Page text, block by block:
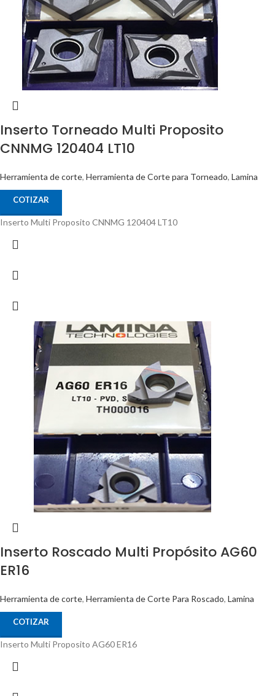
Inserto Torneado Multi Proposito
CNNMG 120404 LT10
Herramienta de corte, Herramienta de Corte para Torneado, Lamina
COTIZAR
Inserto Multi Proposito CNNMG 120404 LT10
Inserto Roscado Multi Propósito AG60
ER16
Herramienta de corte, Herramienta de Corte Para Roscado, Lamina
COTIZAR
Inserto Multi Proposito AG60 ER16